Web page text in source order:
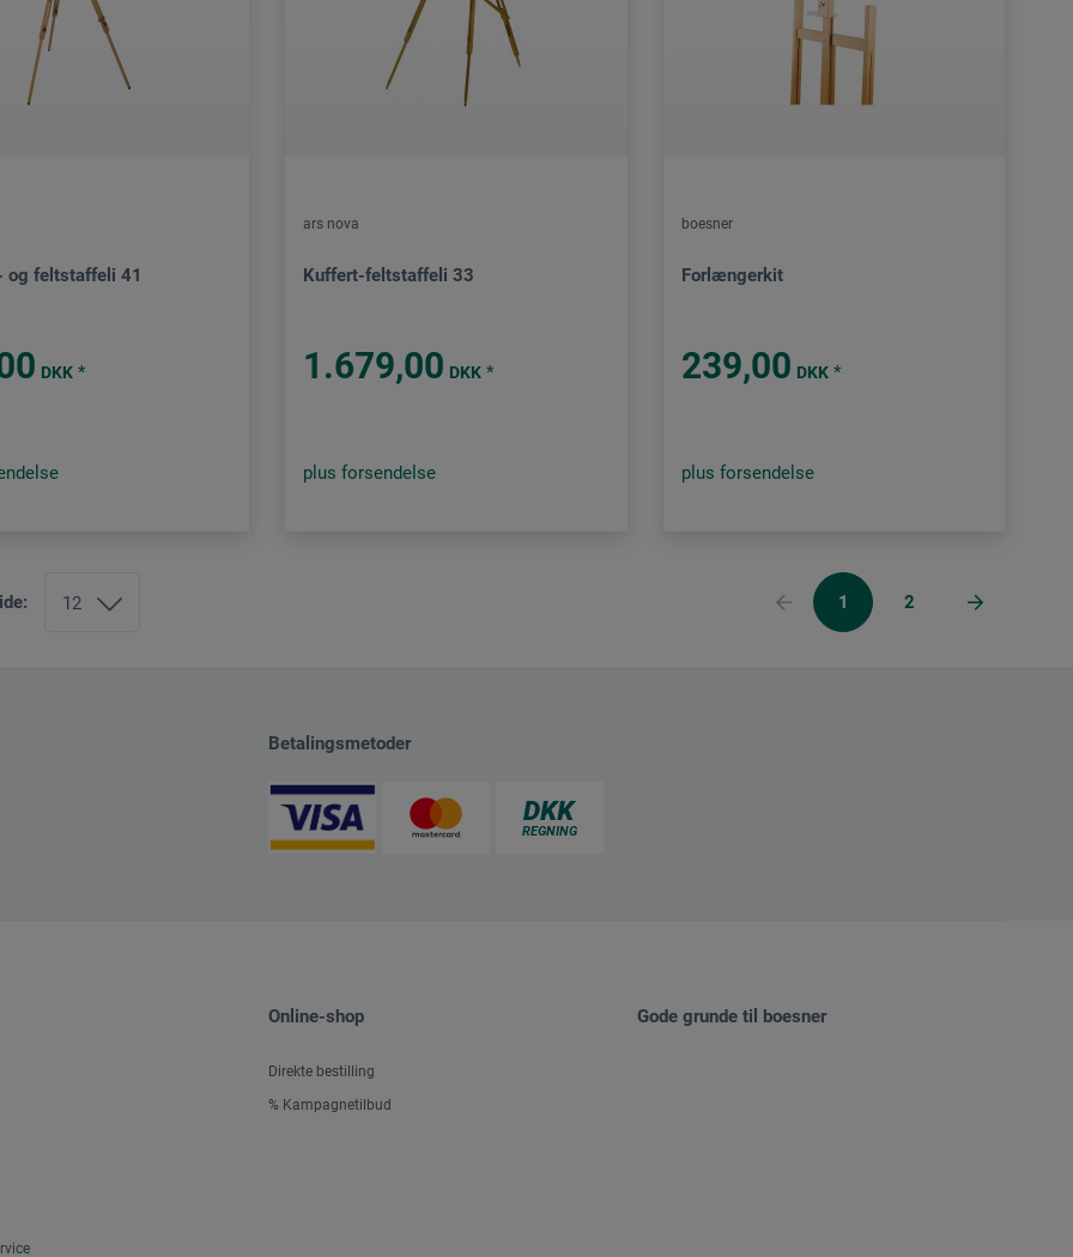
og feltstaffeli 41
DKK *
ars nova
Kuffert-feltstaffeli 33
1.679,00 DKK *
plus forsendelse
boesner
Forlængerkit
239,00 DKK *
plus forsendelse
1 2
Betalingsmetoder
Online-shop
Direkte bestilling
% Kampagnetilbud
Gode grunde til boesner